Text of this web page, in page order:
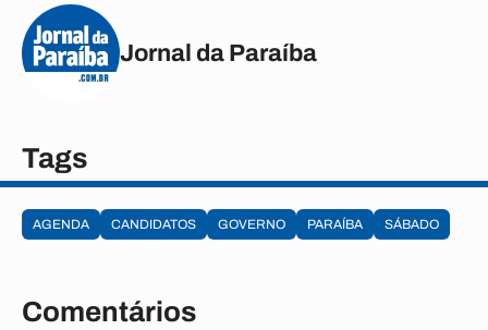
Jornal da Paraíba
Tags
AGENDA CANDIDATOS GOVERNO PARAÍBA SÁBADO
Comentários